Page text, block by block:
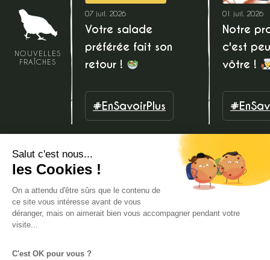
NOUVELLES
FRAÎCHES
07 juil. 2026
Votre salade
préférée fait son
retour !
#EnSavoirPlus
01 juil. 2026
Notre
c'est
vôtre !